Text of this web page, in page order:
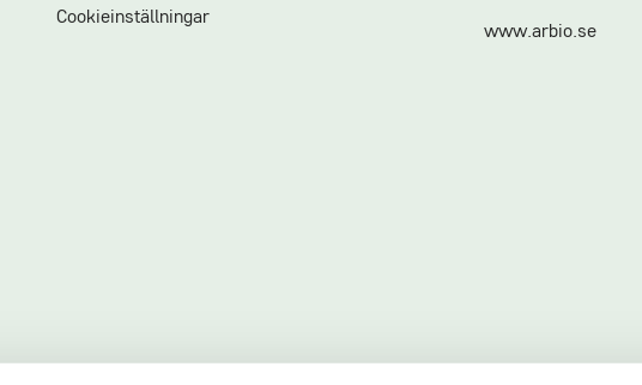
Cookieinställningar
www.arbio.se